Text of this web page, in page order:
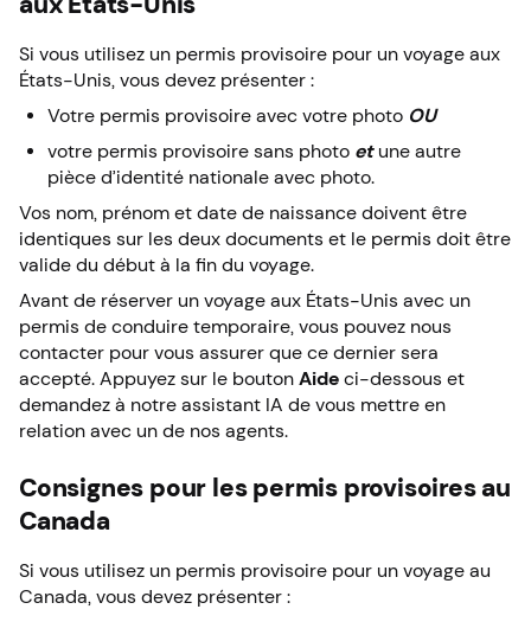
Si vous utilisez un permis provisoire pour un voyage aux
États-Unis, vous devez présenter :
Votre permis provisoire avec votre photo OU
votre permis provisoire sans photo etune autre
pièce d’identité nationale avec photo.
Vos nom, prénom et date de naissance doivent être
identiques sur les deux documents et le permis doit être
valide du début à la fin du voyage.
Avant de réserver un voyage aux États-Unis avec un
permis de conduire temporaire, vous pouvez nous
contacter pour vous assurer que ce dernier sera
accepté. Appuyez sur le bouton Aide ci-dessous et
demandez à notre assistant IA de vous mettre en
relation avec un de nos agents.
Consignes pour les permis provisoires au
Canada
Si vous utilisez un permis provisoire pour un voyage au
Canada, vous devez présenter :